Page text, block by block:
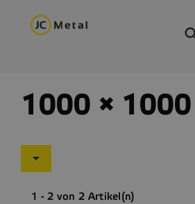
1000 × 1000

1 - 2 von 2 Artikel(n)